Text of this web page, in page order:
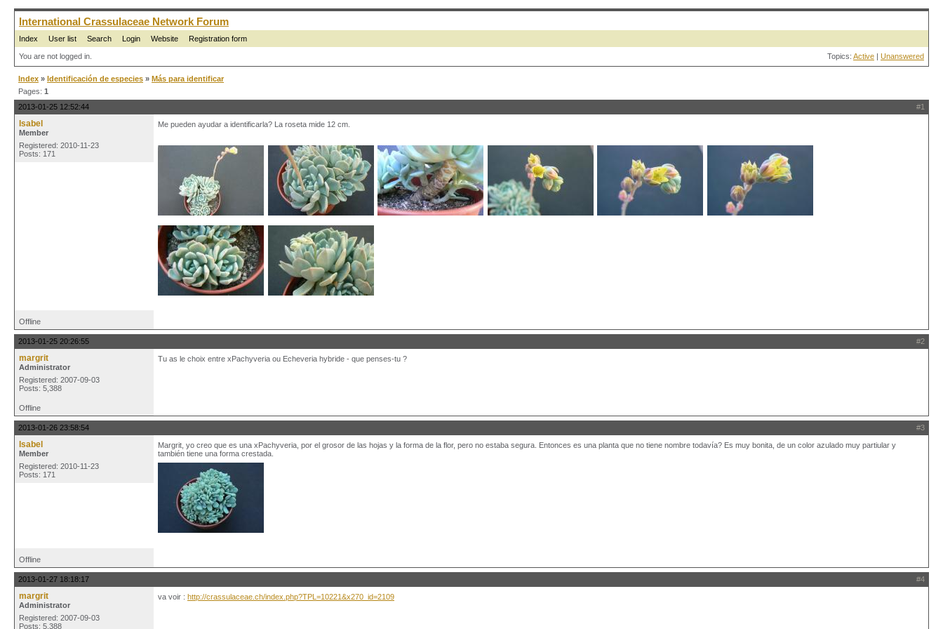
International Crassulaceae Network Forum
Index User list Search Login Website Registration form
You are not logged in. Topics: Active | Unanswered
Index » Identificación de especies » Más para identificar
Pages: 1
#1
2013-01-25 12:52:44
Isabel
Member
Registered: 2010-11-23
Posts: 171
Me pueden ayudar a identificarla? La roseta mide 12 cm.
Offline
#2
2013-01-25 20:26:55
margrit
Administrator
Registered: 2007-09-03
Posts: 5,388
Tu as le choix entre xPachyveria ou Echeveria hybride - que penses-tu ?
Offline
#3
2013-01-26 23:58:54
Isabel
Member
Registered: 2010-11-23
Posts: 171
Margrit, yo creo que es una xPachyveria, por el grosor de las hojas y la forma de la flor, pero no estaba segura. Entonces es una planta que no tiene nombre todavía? Es muy bonita, de un color azulado muy partiular y
también tiene una forma crestada.
Offline
#4
2013-01-27 18:18:17
margrit
Administrator
Registered: 2007-09-03
Posts: 5,388
va voir : http://crassulaceae.ch/index.php?TPL=10221&x270_id=2109